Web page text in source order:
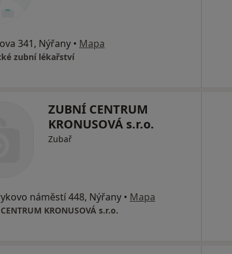
341, Nýřany • Mapa
zubní lékařství
ZUBNÍ CENTRUM
KRONUSOVÁ s.r.o.
Zubař
náměstí 448, Nýřany • Mapa
KRONUSOVÁ s.r.o.